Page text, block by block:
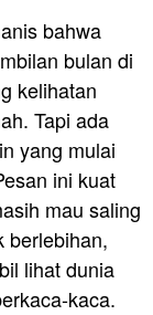
bahwa
bulan di
kelihatan
Tapi ada
yang mulai
ini kuat
mau saling
berlebihan,
lihat dunia
kaca.